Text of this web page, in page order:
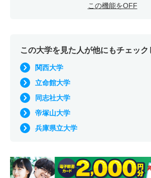
この機能をOFF
この大学を見た人が他にもチェック
関西大学
立命館大学
同志社大学
帝塚山大学
兵庫県立大学